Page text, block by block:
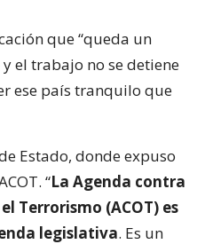
que “queda un
el trabajo no se detiene
ese país tranquilo que
Estado, donde expuso
“La Agenda contra
Terrorismo (ACOT) es
legislativa. Es un